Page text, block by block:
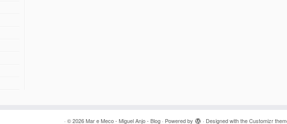
· © 2026 Mar e Meco - Miguel Anjo - Blog· Powered by · Designed with theCustomizr